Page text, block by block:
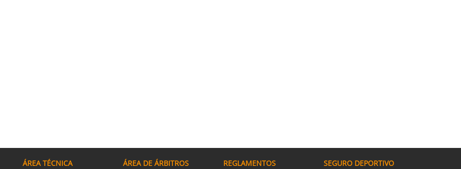
ÁREA TÉCNICA ÁREA DE ÁRBITROS REGLAMENTOS SEGURO DEPORTIVO